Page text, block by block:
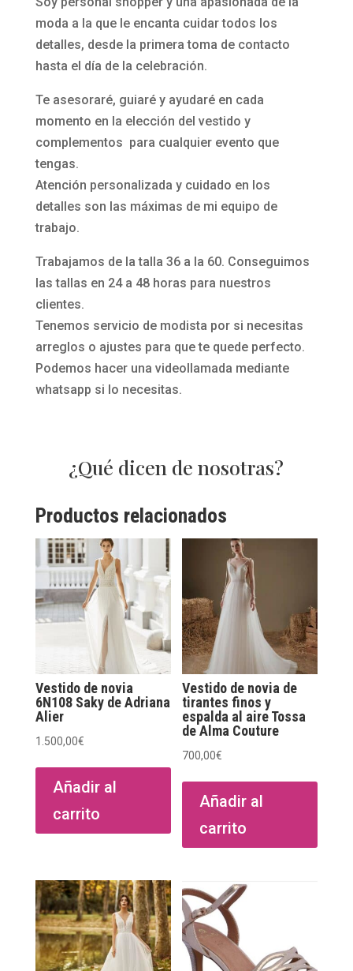
moda a la que le encanta cuidar todos los
detalles, desde la primera toma de contacto
hasta el día de la celebración.
Te asesoraré, guiaré y ayudaré en cada
momento en la elección del vestido y
complementos para cualquier evento que
tengas.
Atención personalizada y cuidado en los
detalles son las máximas de mi equipo de
trabajo.
Trabajamos de la talla 36 a la 60. Conseguimos
las tallas en 24 a 48 horas para nuestros
clientes.
Tenemos servicio de modista por si necesitas
arreglos o ajustes para que te quede perfecto.
Podemos hacer una videollamada mediante
whatsapp si lo necesitas.
¿Qué dicen de nosotras?
Productos relacionados
Vestido de novia
6N108 Saky de Adriana
Alier
1.500,00€
Añadir al
carrito
Vestido de novia de
tirantes finos y
espalda al aire Tossa
de Alma Couture
700,00€
Añadir al
carrito